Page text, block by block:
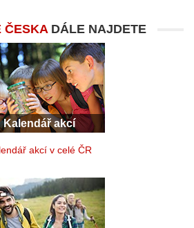
ČESKADÁLE NAJDETE
Kalendář akcí
akcí v celé ČR